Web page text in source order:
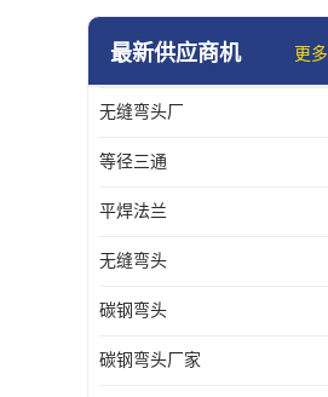
冲压弯头
热压弯头
镀锌弯头
最新供应商机 更多
无缝弯头厂
等径三通
平焊法兰
无缝弯头
碳钢弯头
碳钢弯头厂家